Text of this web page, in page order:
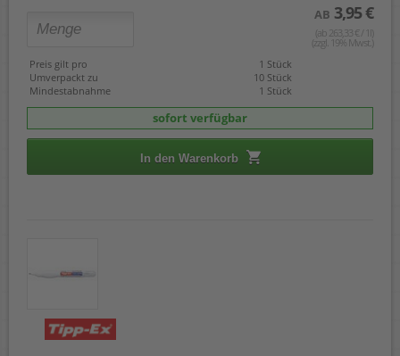
AB 3,95 €
(ab 263,33 € / 1l)
(zzgl. 19% Mwst.)
Preis gilt pro
1 Stück
Umverpackt zu
10 Stück
Mindestabnahme
1 Stück
sofort verfügbar
In den Warenkorb